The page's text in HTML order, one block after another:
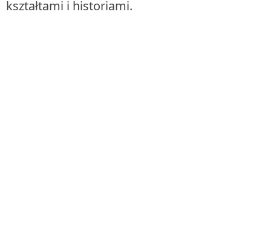
kształtami i historiami.